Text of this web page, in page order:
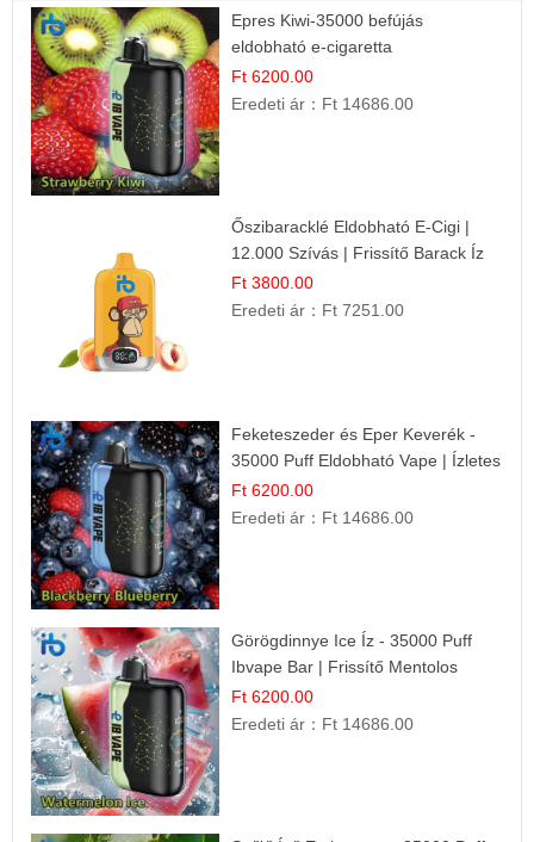
Epres Kiwi-35000 befújás
eldobható e-cigaretta
Ft 6200.00
Eredeti ár： Ft 14686.00
Őszibaracklé Eldobható E-Cigi |
12.000 Szívás | Frissítő Barack Íz
Ft 3800.00
Eredeti ár： Ft 7251.00
Feketeszeder és Eper Keverék -
35000 Puff Eldobható Vape | Ízletes
Gyümölcsökombináció!
Ft 6200.00
Eredeti ár： Ft 14686.00
Görögdinnye Ice Íz - 35000 Puff
Ibvape Bar | Frissítő Mentolos
Élmény!
Ft 6200.00
Eredeti ár： Ft 14686.00